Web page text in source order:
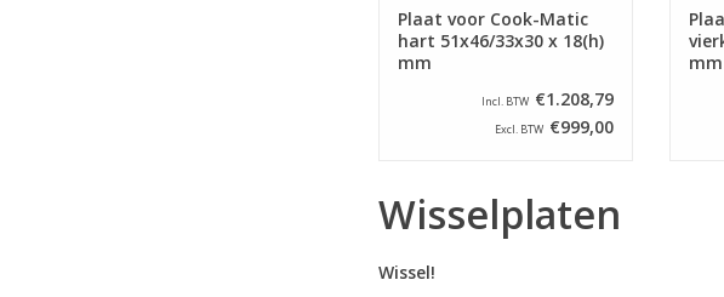
Plaat voor Cook-Matic
hart 51x46/33x30 x 18(h)
mm
Incl. BTW €1.208,79
Excl. BTW €999,00
mm
Wisselplaten
Wissel!